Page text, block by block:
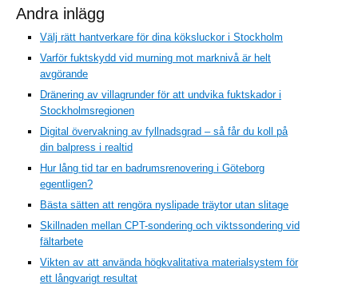
Andra inlägg
Välj rätt hantverkare för dina köksluckor i Stockholm
Varför fuktskydd vid murning mot marknivå är helt
avgörande
Dränering av villagrunder för att undvika fuktskador i
Stockholmsregionen
Digital övervakning av fyllnadsgrad – så får du koll på
din balpress i realtid
Hur lång tid tar en badrumsrenovering i Göteborg
egentligen?
Bästa sätten att rengöra nyslipade träytor utan slitage
Skillnaden mellan CPT-sondering och viktssondering vid
fältarbete
Vikten av att använda högkvalitativa materialsystem för
ett långvarigt resultat